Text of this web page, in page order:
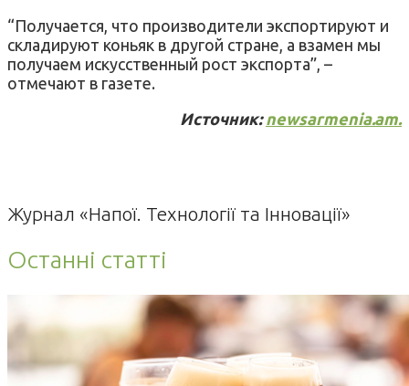
“Получается, что производители экспортируют и
складируют коньяк в другой стране, а взамен мы
получаем искусственный рост экспорта”, –
отмечают в газете.
Источник: newsarmenia.am.
Журнал «Напої. Технології та Інновації»
Останні статті